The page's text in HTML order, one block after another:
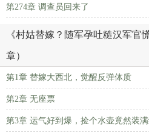
第274章 调查员回来了
《村姑替嫁？随军孕吐糙汉军官
章）
第1章 替嫁大西北，觉醒反弹体质
第2章 无座票
第3章 运气好到爆，捡个水壶竟然装